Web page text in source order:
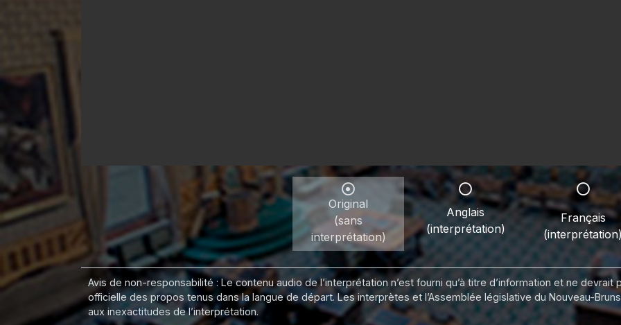
Original
(sans
interprétation)
Anglais
(interprétation)
Français
Avis de non-responsabilité : Le contenu audio de l’interprétation n’est fourni qu’à titre d’information et ne
officielle des propos tenus dans la langue de départ. Les interprètes et l’Assemblée législative du Nouveau-
aux inexactitudes de l’interprétation.